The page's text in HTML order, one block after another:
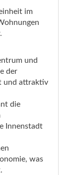
im
und
der
und attraktiv
die
Innenstadt
was